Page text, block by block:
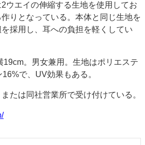
入申し込み
サイトポリシー
ウエイの伸縮する生地を使用してお
りとなっている。本体と同じ生地を
採用し、耳への負担を軽くしてい
19cm。男女兼用。生地はポリエステ
で、UV効果もある。
たは同社営業所で受け付けている。